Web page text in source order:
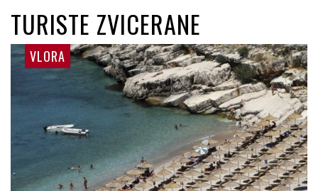
TURISTE ZVICERANE
VLORA